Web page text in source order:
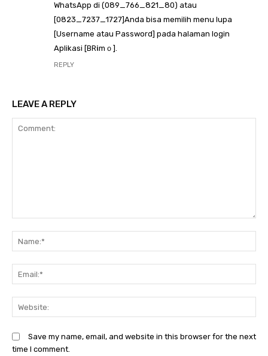
WhatsApp di (089_766_821_80) atau
[0823_7237_1727]Anda bisa memilih menu lupa
[Username atau Password] pada halaman login
Aplikasi [BR𝖎mｏ].
REPLY
LEAVE A REPLY
Save my name, email, and website in this browser for the next
time I comment.